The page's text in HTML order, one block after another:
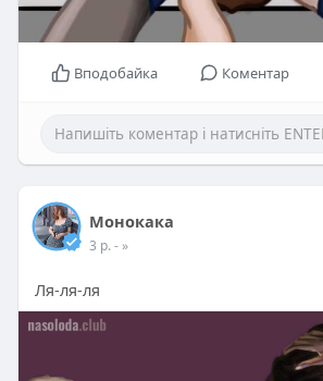
Вподобайка Коментар
Монокака
3 р.- »
Ля-ля-ля